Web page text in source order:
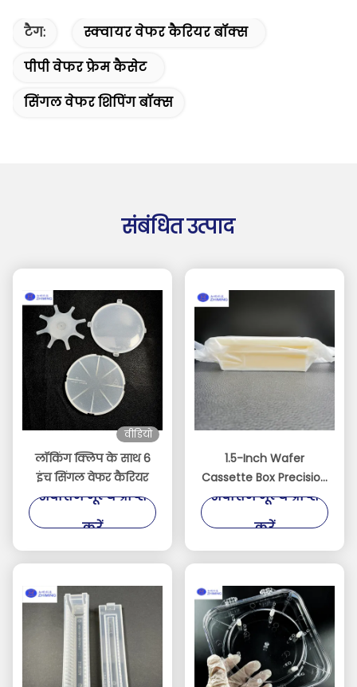
टैग:
स्क्वायर वेफर कैरियर बॉक्स
पीपी वेफर फ्रेम कैसेट
सिंगल वेफर शिपिंग बॉक्स
संबंधित उत्पाद
वीडियो
लॉकिंग क्लिप के साथ 6
इंच सिंगल वेफर कैरियर
सर्वोत्तम मूल्य प्राप्त
करें
1.5-Inch Wafer
Cassette Box Precision
Storage Solution for
Miniature Wafers
सर्वोत्तम मूल्य प्राप्त
करें